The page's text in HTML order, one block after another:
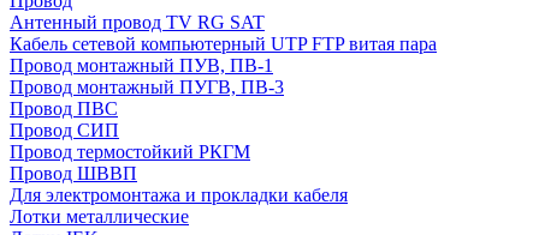
Антенный провод TV RG SAT
Кабель сетевой компьютерный UTP FTP витая пара
Провод монтажный ПУВ, ПВ-1
Провод монтажный ПУГВ, ПВ-3
Провод ПВС
Провод СИП
Провод термостойкий РКГМ
Провод ШВВП
Для электромонтажа и прокладки кабеля
Лотки металлические